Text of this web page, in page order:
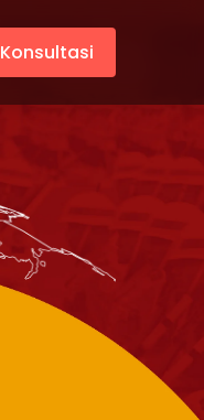
Konsultasi